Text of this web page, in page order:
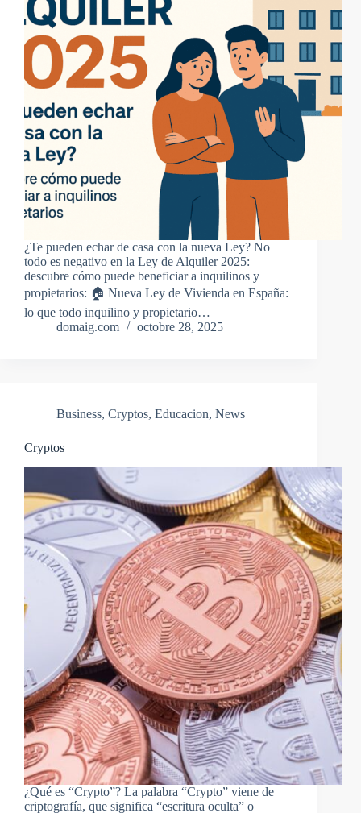
¿Te pueden echar de casa con la nueva Ley? No
todo es negativo en la Ley de Alquiler 2025:
descubre cómo puede beneficiar a inquilinos y
propietarios: 🏠 Nueva Ley de Vivienda en España:
lo que todo inquilino y propietario…
domaig.com
octobre 28, 2025
Business, Cryptos, Educacion, News
Cryptos
¿Qué es “Crypto”? La palabra “Crypto” viene de
criptografía, que significa “escritura oculta” o